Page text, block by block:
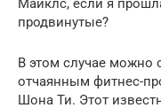
Майклс, если я
продвинутые?
В этом случае можно
отчаянным фитнес-
Шона Ти. Этот